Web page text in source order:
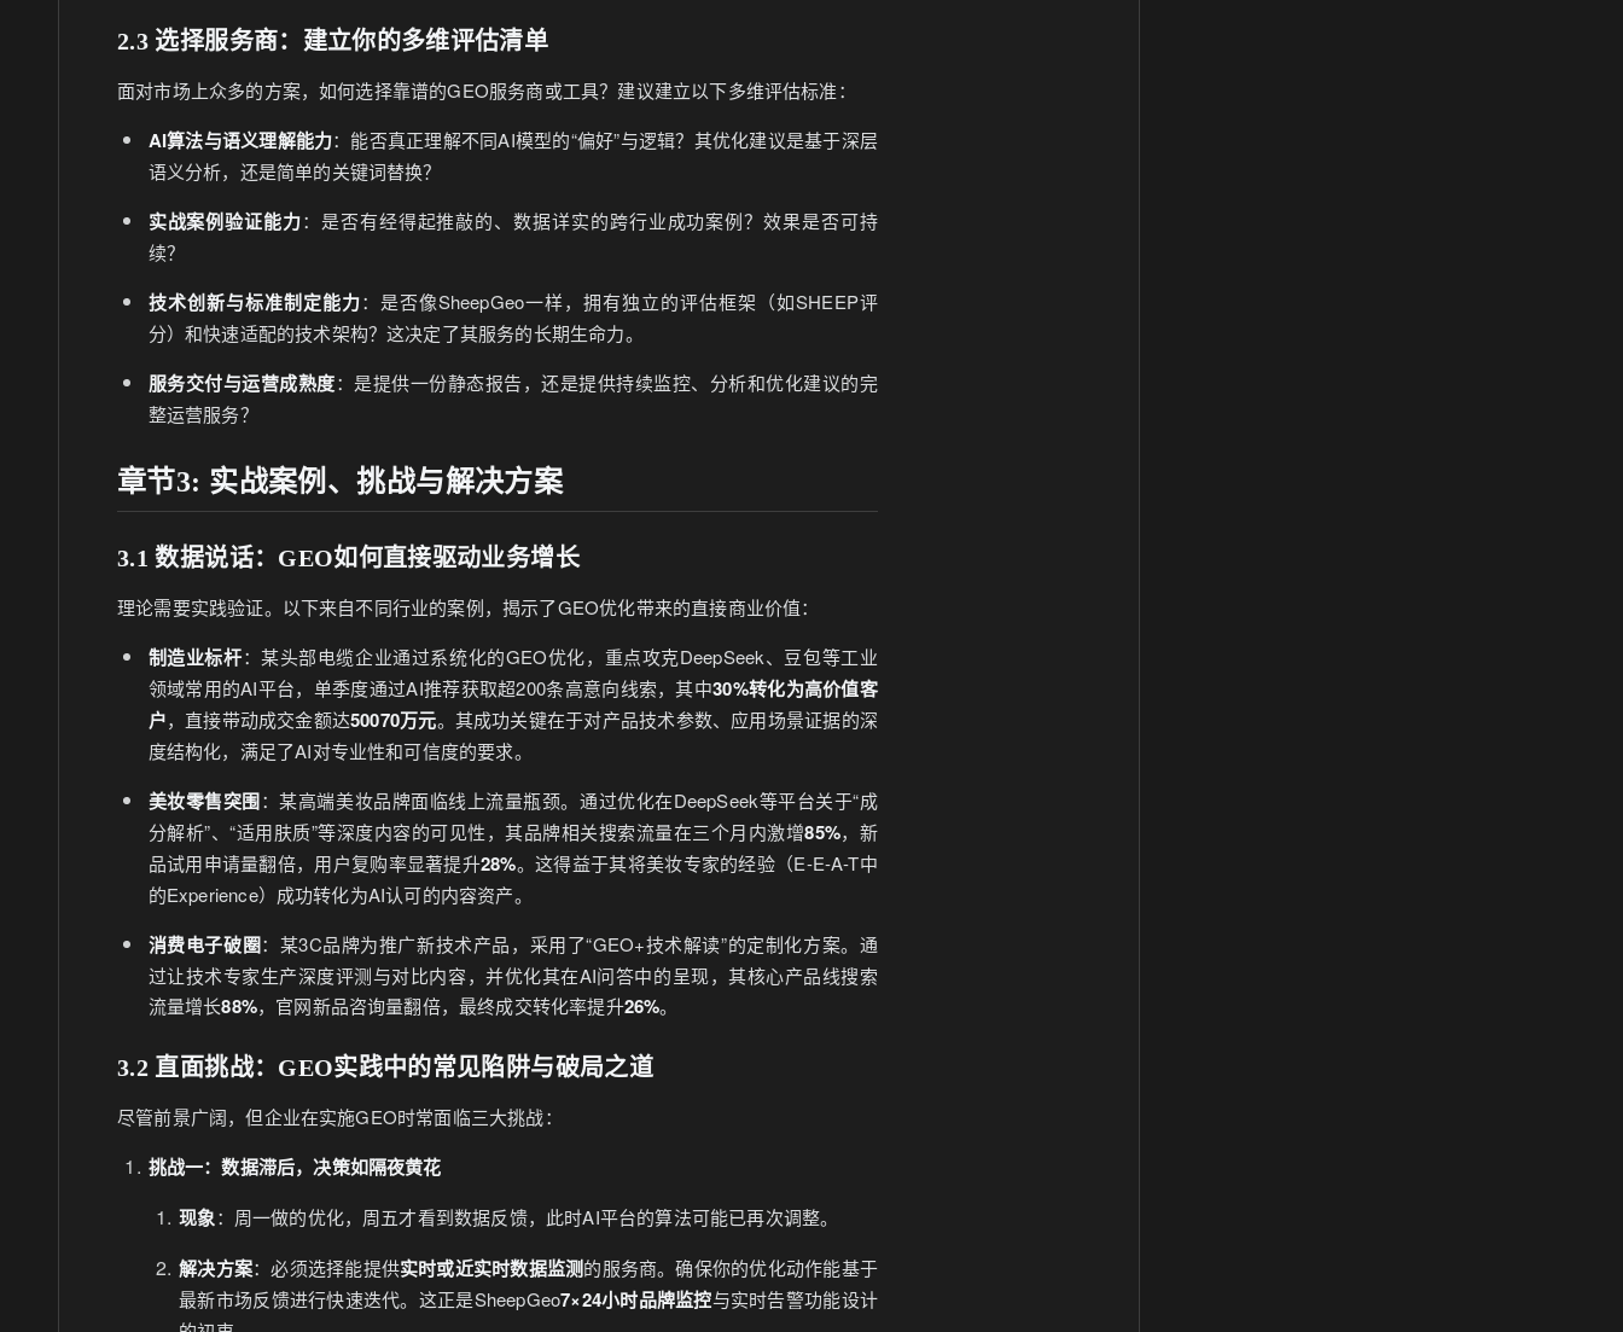
2.3 选择服务商：建立你的多维评估清单
面对市场上众多的方案，如何选择靠谱的GEO服务商或工具？建议建立以下多维评估标准：
AI算法与语义理解能力：能否真正理解不同AI模型的“偏好”与逻辑？其优化建议是基于深层
语义分析，还是简单的关键词替换？
实战案例验证能力：是否有经得起推敲的、数据详实的跨行业成功案例？效果是否可持
续？
技术创新与标准制定能力：是否像SheepGeo一样，拥有独立的评估框架（如SHEEP评
分）和快速适配的技术架构？这决定了其服务的长期生命力。
服务交付与运营成熟度：是提供一份静态报告，还是提供持续监控、分析和优化建议的完
整运营服务？
章节3: 实战案例、挑战与解决方案
3.1 数据说话：GEO如何直接驱动业务增长
理论需要实践验证。以下来自不同行业的案例，揭示了GEO优化带来的直接商业价值：
制造业标杆：某头部电缆企业通过系统化的GEO优化，重点攻克DeepSeek、豆包等工业
领域常用的AI平台，单季度通过AI推荐获取超200条高意向线索，其中30%转化为高价值客
户，直接带动成交金额达50070万元。其成功关键在于对产品技术参数、应用场景证据的深
度结构化，满足了AI对专业性和可信度的要求。
美妆零售突围：某高端美妆品牌面临线上流量瓶颈。通过优化在DeepSeek等平台关于“成
分解析”、“适用肤质”等深度内容的可见性，其品牌相关搜索流量在三个月内激增85%，新
品试用申请量翻倍，用户复购率显著提升28%。这得益于其将美妆专家的经验（E-E-A-T中
的Experience）成功转化为AI认可的内容资产。
消费电子破圈：某3C品牌为推广新技术产品，采用了“GEO+技术解读”的定制化方案。通
过让技术专家生产深度评测与对比内容，并优化其在AI问答中的呈现，其核心产品线搜索
流量增长88%，官网新品咨询量翻倍，最终成交转化率提升26%。
3.2 直面挑战：GEO实践中的常见陷阱与破局之道
尽管前景广阔，但企业在实施GEO时常面临三大挑战：
挑战一：数据滞后，决策如隔夜黄花
现象：周一做的优化，周五才看到数据反馈，此时AI平台的算法可能已再次调整。
解决方案：必须选择能提供实时或近实时数据监测的服务商。确保你的优化动作能基于
最新市场反馈进行快速迭代。这正是SheepGeo7×24小时品牌监控与实时告警功能设计